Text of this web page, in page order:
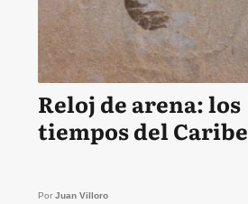
Reloj de arena: los
tiempos del Caribe
Por Juan Villoro